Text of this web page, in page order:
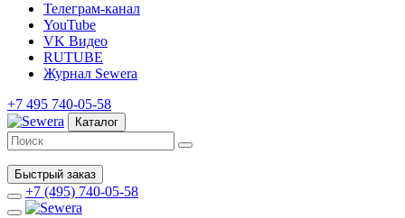
Телеграм-канал
YouTube
VK Видео
RUTUBE
Журнал Sewera
+7 495 740-05-58
Каталог
Быстрый заказ
+7 (495) 740-05-58